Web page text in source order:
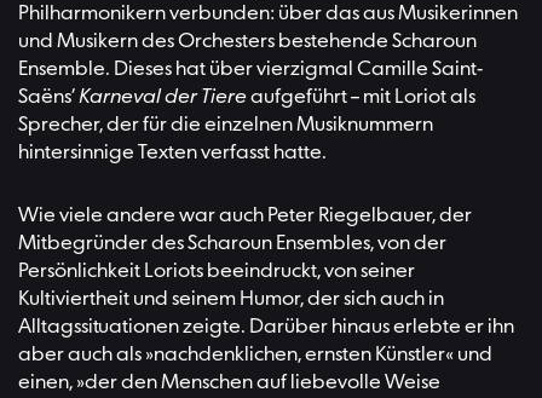
Philharmonikern verbunden: über das aus Musikerinnen
und Musikern des Orchesters bestehende Scharoun
Ensemble. Dieses hat über vierzigmal Camille Saint-
Saëns’Karneval der Tiereaufgeführt – mit Loriot als
Sprecher, der für die einzelnen Musiknummern
hintersinnige Texten verfasst hatte.
Wie viele andere war auch Peter Riegelbauer, der
Mitbegründer des Scharoun Ensembles, von der
Persönlichkeit Loriots beeindruckt, von seiner
Kultiviertheit und seinem Humor, der sich auch in
Alltagssituationen zeigte. Darüber hinaus erlebte er ihn
aber auch als »nachdenklichen, ernsten Künstler« und
einen, »der den Menschen auf liebevolle Weise